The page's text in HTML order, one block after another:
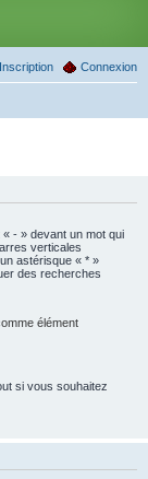
Connexion
Inscription
- » devant un mot qui
verticales
astérisque « * »
des recherches
élément
si vous souhaitez